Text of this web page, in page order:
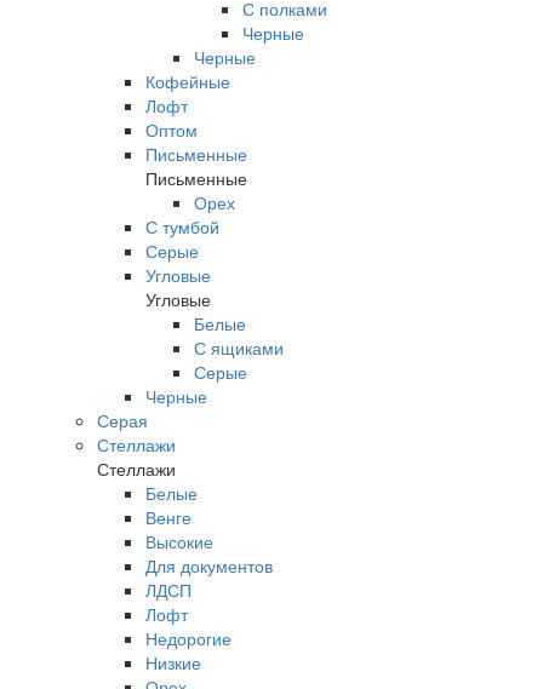
С полками
Черные
Черные
Кофейные
Лофт
Оптом
Письменные
Письменные
Орех
С тумбой
Серые
Угловые
Угловые
Белые
С ящиками
Серые
Черные
Серая
Стеллажи
Стеллажи
Белые
Венге
Высокие
Для документов
ЛДСП
Лофт
Недорогие
Низкие